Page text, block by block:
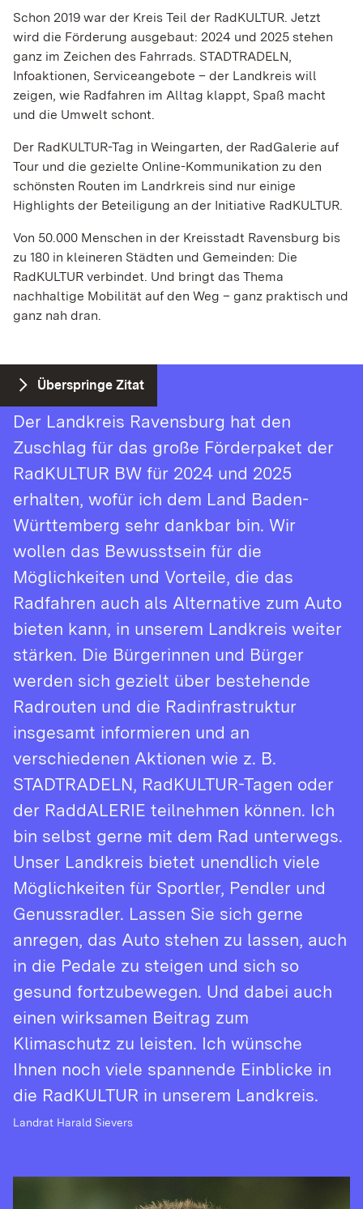
linkedin LinkedIn
xing Xing
email_filled E-Mail
mastodon Mastodon
Schon 2019 war der Kreis Teil der RadKULTUR. Jetzt
wird die Förderung ausgebaut: 2024 und 2025 stehen
ganz im Zeichen des Fahrrads. STADTRADELN,
Infoaktionen, Serviceangebote – der Landkreis will
zeigen, wie Radfahren im Alltag klappt, Spaß macht
und die Umwelt schont.
Der RadKULTUR-Tag in Weingarten, der RadGalerie auf
Tour und die gezielte Online-Kommunikation zu den
schönsten Routen im Landrkreis sind nur einige
Highlights der Beteiligung an der Initiative RadKULTUR.
Von 50.000 Menschen in der Kreisstadt Ravensburg bis
zu 180 in kleineren Städten und Gemeinden: Die
RadKULTUR verbindet. Und bringt das Thema
nachhaltige Mobilität auf den Weg – ganz praktisch und
ganz nah dran.
Überspringe Zitat
Der Landkreis Ravensburg hat den
Zuschlag für das große Förderpaket der
RadKULTUR BW für 2024 und 2025
erhalten, wofür ich dem Land Baden-
Württemberg sehr dankbar bin. Wir
wollen das Bewusstsein für die
Möglichkeiten und Vorteile, die das
Radfahren auch als Alternative zum Auto
bieten kann, in unserem Landkreis weiter
stärken. Die Bürgerinnen und Bürger
werden sich gezielt über bestehende
Radrouten und die Radinfrastruktur
insgesamt informieren und an
verschiedenen Aktionen wie z. B.
STADTRADELN, RadKULTUR-Tagen oder
der RaddALERIE teilnehmen können. Ich
bin selbst gerne mit dem Rad unterwegs.
Unser Landkreis bietet unendlich viele
Möglichkeiten für Sportler, Pendler und
Genussradler. Lassen Sie sich gerne
anregen, das Auto stehen zu lassen, auch
in die Pedale zu steigen und sich so
gesund fortzubewegen. Und dabei auch
einen wirksamen Beitrag zum
Klimaschutz zu leisten. Ich wünsche
Ihnen noch viele spannende Einblicke in
die RadKULTUR in unserem Landkreis.
Landrat Harald Sievers
STATISTIK
Statistik-Cookies werden zur Analyse und
Optimierung der Webseite verwendet. Sie tun dies,
indem sie Besucher über Websites hinweg
verfolgen.
Matomo
Name:
rad­kul­tur-bw.de
Zweck:
Coo­kie von Matomo für Web­site-Ana­ly­sen. Wird
ver­wen­det, um einige Details über den Benut­zer zu
EXTERNE MEDIEN
Plattformen sowie anderen externen Domains
werden standardmäßig blockiert. Wenn Cookies
von externen Medien akzeptiert werden, bedarf der
Zustimmung mehr.
Instagram
Name:
act, csrftoken, ds_user_id, ig_did, mid, rur,
sessionid, shbid, shbts, spin, urlgen
Instagram (Meta Platforms Ireland Limited)
Wird verwendet, um Instagram-Inhalte auf der
Website anzuzeigen und mit dem sozialen
Netzwerk zu interagieren. Dabei können
personenbezogene Daten durch Instagram
verarbeitet werden.
Cookie Laufzeit: